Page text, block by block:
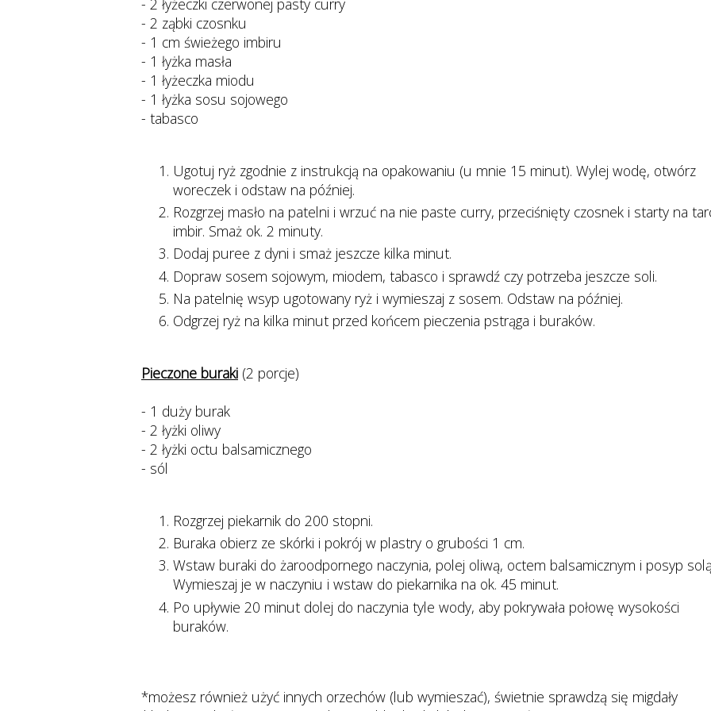
- 2 łyżeczki czerwonej pasty curry
- 2 ząbki czosnku
- 1 cm świeżego imbiru
- 1 łyżka masła
- 1 łyżeczka miodu
- 1 łyżka sosu sojowego
- tabasco
Ugotuj ryż zgodnie z instrukcją na opakowaniu (u mnie 15 minut). Wylej wodę, otwórz
woreczek i odstaw na później.
Rozgrzej masło na patelni i wrzuć na nie paste curry, przeciśnięty czosnek i starty na
imbir. Smaż ok. 2 minuty.
Dodaj puree z dyni i smaż jeszcze kilka minut.
Dopraw sosem sojowym, miodem, tabasco i sprawdź czy potrzeba jeszcze soli.
Na patelnię wsyp ugotowany ryż i wymieszaj z sosem. Odstaw na później.
Odgrzej ryż na kilka minut przed końcem pieczenia pstrąga i buraków.
Pieczone buraki (2 porcje)
- 1 duży burak
- 2 łyżki oliwy
- 2 łyżki octu balsamicznego
- sól
Rozgrzej piekarnik do 200 stopni.
Buraka obierz ze skórki i pokrój w plastry o grubości 1 cm.
Wstaw buraki do żaroodpornego naczynia, polej oliwą, octem balsamicznym i posyp
Wymieszaj je w naczyniu i wstaw do piekarnika na ok. 45 minut.
Po upływie 20 minut dolej do naczynia tyle wody, aby pokrywała połowę wysokości
buraków.
*możesz również użyć innych orzechów (lub wymieszać), świetnie sprawdzą się migdały